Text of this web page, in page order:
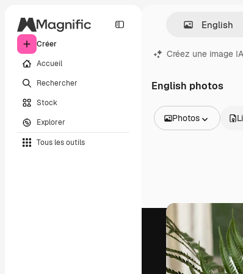
Créer
Accueil
Rechercher
Stock
Explorer
Tous les outils
Créez une image IA
English photos
Photos
Vidéos
Clips de vidéo
Graphiques animés
Templates vidéos
Icônes
Modèles 3D
Polices